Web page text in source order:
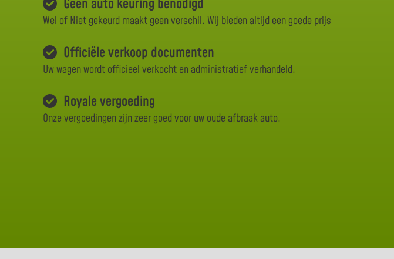
Geen auto keuring benodigd
Wel of Niet gekeurd maakt geen verschil. Wij bieden altijd een goede prijs
Officiële verkoop documenten
Uw wagen wordt officieel verkocht en administratief verhandeld.
Royale vergoeding
Onze vergoedingen zijn zeer goed voor uw oude afbraak auto.